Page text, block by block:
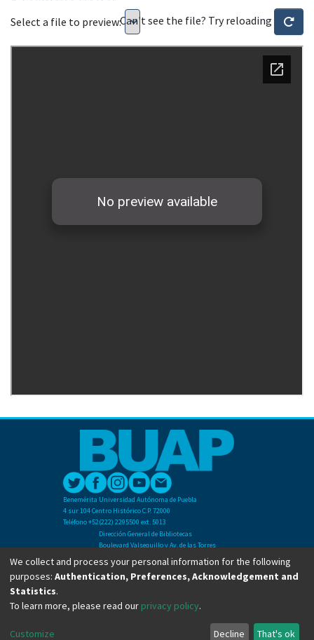
Select a file to preview:Can't see the file? Try reloading
Benemérita Universidad Autónoma de Puebla
4 sur 104 Centro Histórico C.P. 72000
Teléfono +52(222) 2295500 ext. 5013
Dirección General de Bibliotecas
Boulevard Valsequillo y Av. de las Torres
Ciudad Universitaria. Col. San Manuel
C.P. 72570
Teléfono +52 (222) 2295500 Ext 2901
Copyright © Dirección General de Bibliotecas - BUAP 2024. All right reserved.
We collect and process your personal information for the following
purposes: Authentication, Preferences, Acknowledgement and
Statistics.
To learn more, please read our privacy policy.
Customize Decline That's ok